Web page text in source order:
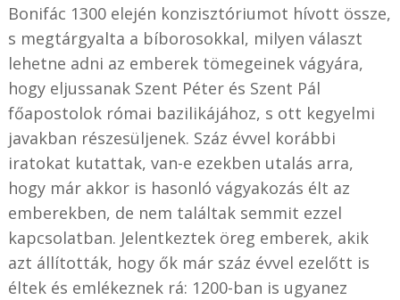
Bonifác 1300 elején konzisztóriumot hívott össze,
s megtárgyalta a bíborosokkal, milyen választ
lehetne adni az emberek tömegeinek vágyára,
hogy eljussanak Szent Péter és Szent Pál
főapostolok római bazilikájához, s ott kegyelmi
javakban részesüljenek. Száz évvel korábbi
iratokat kutattak, van-e ezekben utalás arra,
hogy már akkor is hasonló vágyakozás élt az
emberekben, de nem találtak semmit ezzel
kapcsolatban. Jelentkeztek öreg emberek, akik
azt állították, hogy ők már száz évvel ezelőtt is
éltek és emlékeznek rá: 1200-ban is ugyanez